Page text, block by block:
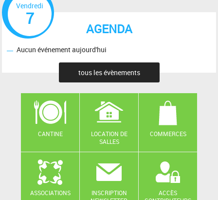
AGENDA
Vendredi
7
Aucun événement aujourd'hui
tous les évènements
CANTINE
LOCATION DE
SALLES
COMMERCES
ASSOCIATIONS
INSCRIPTION
ACCÈS